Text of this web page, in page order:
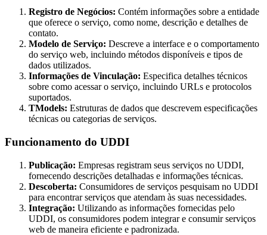
Registro de Negócios: Contém informações sobre a entidade
que oferece o serviço, como nome, descrição e detalhes de
contato.
Modelo de Serviço: Descreve a interface e o comportamento
do serviço web, incluindo métodos disponíveis e tipos de
dados utilizados.
Informações de Vinculação: Especifica detalhes técnicos
sobre como acessar o serviço, incluindo URLs e protocolos
suportados.
TModels: Estruturas de dados que descrevem especificações
técnicas ou categorias de serviços.
Funcionamento do UDDI
Publicação: Empresas registram seus serviços no UDDI,
fornecendo descrições detalhadas e informações técnicas.
Descoberta: Consumidores de serviços pesquisam no UDDI
para encontrar serviços que atendam às suas necessidades.
Integração: Utilizando as informações fornecidas pelo
UDDI, os consumidores podem integrar e consumir serviços
web de maneira eficiente e padronizada.